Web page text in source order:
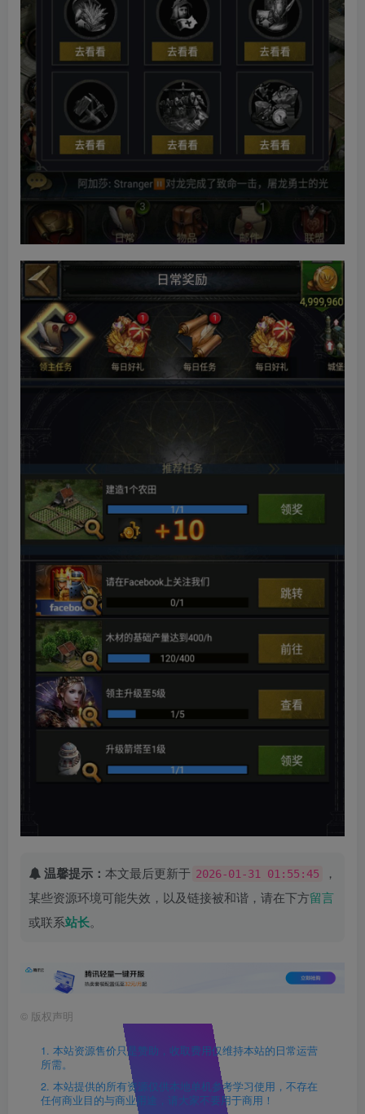
温馨提示： 本文最后更新于 2026-01-31 01:55:45
，
某些资源环境可能失效，以及链接被和谐，请在下方留言
或联系站长。
© 版权声明
1. 本站资源售价只是赞助，收取费用仅维持本站的日常运营
所需。
2. 本站提供的所有资源仅供本地单机参考学习使用，不存在
任何商业目的与商业用途，请大家不要用于商用！